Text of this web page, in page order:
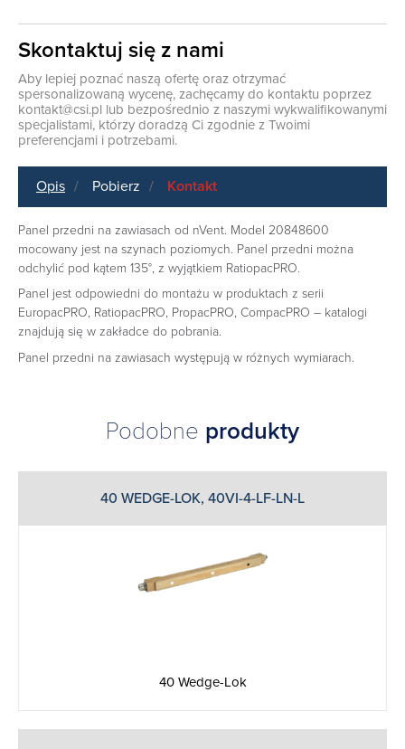
Skontaktuj się z nami
Aby lepiej poznać naszą ofertę oraz otrzymać
spersonalizowaną wycenę, zachęcamy do kontaktu poprzez
kontakt@csi.pl lub bezpośrednio z naszymi wykwalifikowanymi
specjalistami, którzy doradzą Ci zgodnie z Twoimi
preferencjami i potrzebami.
Opis Pobierz Kontakt
Panel przedni na zawiasach od nVent. Model 20848600
mocowany jest na szynach poziomych. Panel przedni można
odchylić pod kątem 135°, z wyjątkiem RatiopacPRO.
Panel jest odpowiedni do montażu w produktach z serii
EuropacPRO, RatiopacPRO, PropacPRO, CompacPRO – katalogi
znajdują się w zakładce do pobrania.
Panel przedni na zawiasach występują w różnych wymiarach.
Podobne produkty
40 WEDGE-LOK, 40VI-4-LF-LN-L
40 Wedge-Lok